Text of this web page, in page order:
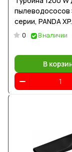
серии, PANDA
0 В наличии
В